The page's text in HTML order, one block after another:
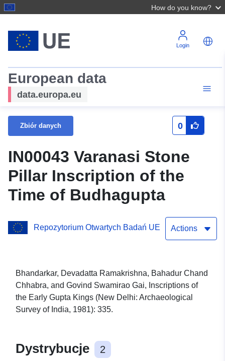
How do you know?
Login
European data
data.europa.eu
Zbiór danych 0
IN00043 Varanasi Stone
Pillar Inscription of the
Time of Budhagupta
Repozytorium Otwartych Badań UE Actions
Bhandarkar, Devadatta Ramakrishna, Bahadur Chand
Chhabra, and Govind Swamirao Gai, Inscriptions of
the Early Gupta Kings (New Delhi: Archaeological
Survey of India, 1981): 335.
Dystrybucje 2